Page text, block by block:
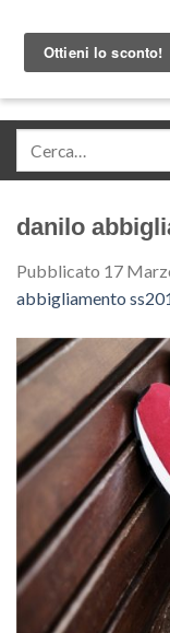
content
danilo
Pubblicato 17
abbigliamento